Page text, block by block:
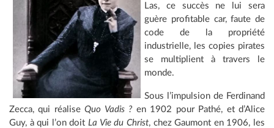
Las, ce succès ne lui sera
guère profitable car, faute de
code de la propriété
industrielle, les copies pirates
se multiplient à travers le
monde.
Sous l’impulsion de Ferdinand
Zecca, qui réaliseQuo Vadis ? en 1902 pour Pathé, et d’Alice
Guy, à qui l’on doit La Vie du Christ, chez Gaumont en 1906, les